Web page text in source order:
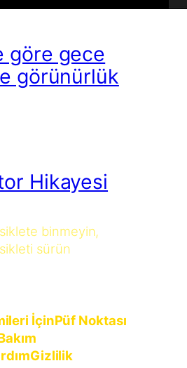
göre gece
görünürlük
Hikayesi
binmeyin,
sürün
İçinPüf Noktası
Gizlilik